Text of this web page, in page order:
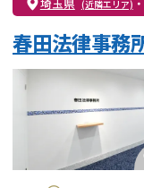
不貞・不倫慰謝料請求
財産分与
(近隣エリア)
春田法律事務